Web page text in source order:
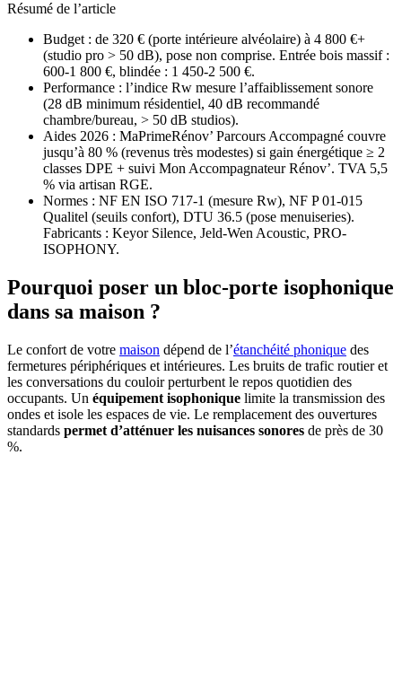
Résumé de l’article
Budget : de 320 € (porte intérieure alvéolaire) à 4 800 €+
(studio pro > 50 dB), pose non comprise. Entrée bois massif :
600-1 800 €, blindée : 1 450-2 500 €.
Performance : l’indice Rw mesure l’affaiblissement sonore
(28 dB minimum résidentiel, 40 dB recommandé
chambre/bureau, > 50 dB studios).
Aides 2026 : MaPrimeRénov’ Parcours Accompagné couvre
jusqu’à 80 % (revenus très modestes) si gain énergétique ≥ 2
classes DPE + suivi Mon Accompagnateur Rénov’. TVA 5,5
% via artisan RGE.
Normes : NF EN ISO 717-1 (mesure Rw), NF P 01-015
Qualitel (seuils confort), DTU 36.5 (pose menuiseries).
Fabricants : Keyor Silence, Jeld-Wen Acoustic, PRO-
ISOPHONY.
Pourquoi poser un bloc-porte isophonique
dans sa maison ?
Le confort de votre maison dépend de l’étanchéité phonique des
fermetures périphériques et intérieures. Les bruits de trafic routier et
les conversations du couloir perturbent le repos quotidien des
occupants. Un équipement isophonique limite la transmission des
ondes et isole les espaces de vie. Le remplacement des ouvertures
standards permet d’atténuer les nuisances sonores de près de 30
%.